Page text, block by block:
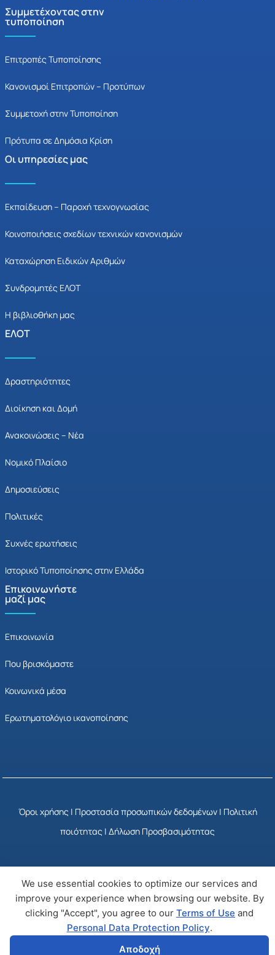
We use essential cookies to optimize our services and
improve your experience when browsing our website. By
clicking "Accept", you agree to our Terms of Use and
Personal Data Protection Policy.
Αποδοχή
Συμμετέχοντας στην
τυποποίηση
Επιτροπές Τυποποίησης
Κανονισμοί Επιτροπών – Προτύπων
Συμμετοχή στην Τυποποίηση
Πρότυπα σε Δημόσια Κρίση
Οι υπηρεσίες μας
Εκπαίδευση – Παροχή τεχνογνωσίας
Κοινοποιήσεις σχεδίων τεχνικών κανονισμών
Καταχώρηση Ειδικών Αριθμών
Συνδρομητές ΕΛΟΤ
Η βιβλιοθήκη μας
ΕΛΟΤ
Δραστηριότητες
Διοίκηση και Δομή
Ανακοινώσεις – Νέα
Νομικό Πλαίσιο
Δημοσιεύσεις
Πολιτικές
Συχνές ερωτήσεις
Ιστορικό Τυποποίησης στην Ελλάδα
Επικοινωνήστε
μαζί μας
Επικοινωνία
Που βρισκόμαστε
Κοινωνικά μέσα
Ερωτηματολόγιο ικανοποίησης
Όροι χρήσης | Προστασία προσωπικών δεδομένων| Πολιτική
ποιότητας | Δήλωση Προσβασιμότητας